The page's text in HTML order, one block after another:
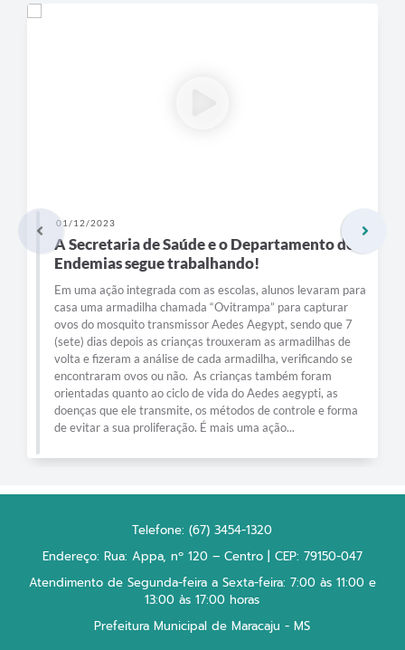
01/12/2023
A Secretaria de Saúde e o Departamento de
Endemias segue trabalhando!
Em uma ação integrada com as escolas, alunos levaram para
casa uma armadilha chamada “Ovitrampa” para capturar
ovos do mosquito transmissor Aedes Aegypt, sendo que 7
(sete) dias depois as crianças trouxeram as armadilhas de
volta e fizeram a análise de cada armadilha, verificando se
encontraram ovos ou não. As crianças também foram
orientadas quanto ao ciclo de vida do Aedes aegypti, as
doenças que ele transmite, os métodos de controle e forma
de evitar a sua proliferação. É mais uma ação...
Telefone: (67) 3454-1320
Endereço: Rua: Appa, nº 120 – Centro | CEP: 79150-047
Atendimento de Segunda-feira a Sexta-feira: 7:00 às 11:00 e
13:00 às 17:00 horas
Prefeitura Municipal de Maracaju - MS